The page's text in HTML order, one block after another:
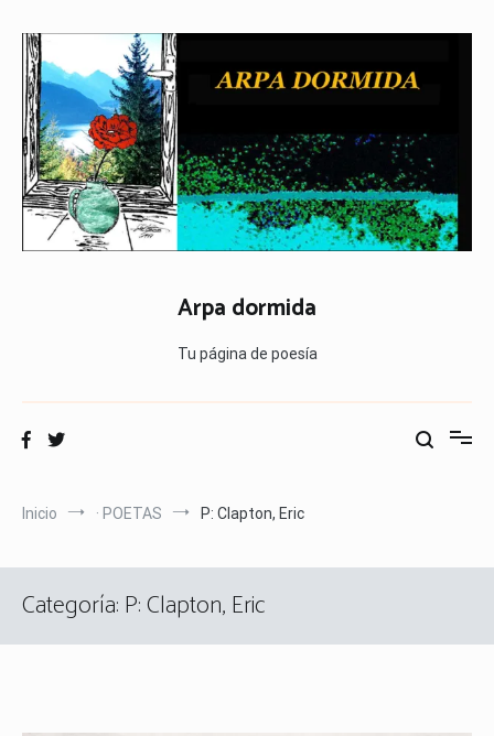
contenido
Arpa dormida
Tu página de poesía
Inicio · POETAS P: Clapton, Eric
Categoría:P: Clapton, Eric